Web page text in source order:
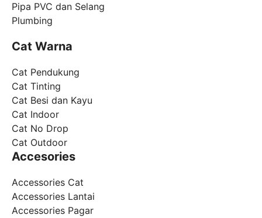
Pipa PVC dan Selang
Plumbing
Cat Warna
Cat Pendukung
Cat Tinting
Cat Besi dan Kayu
Cat Indoor
Cat No Drop
Cat Outdoor
Accesories
Accessories Cat
Accessories Lantai
Accessories Pagar